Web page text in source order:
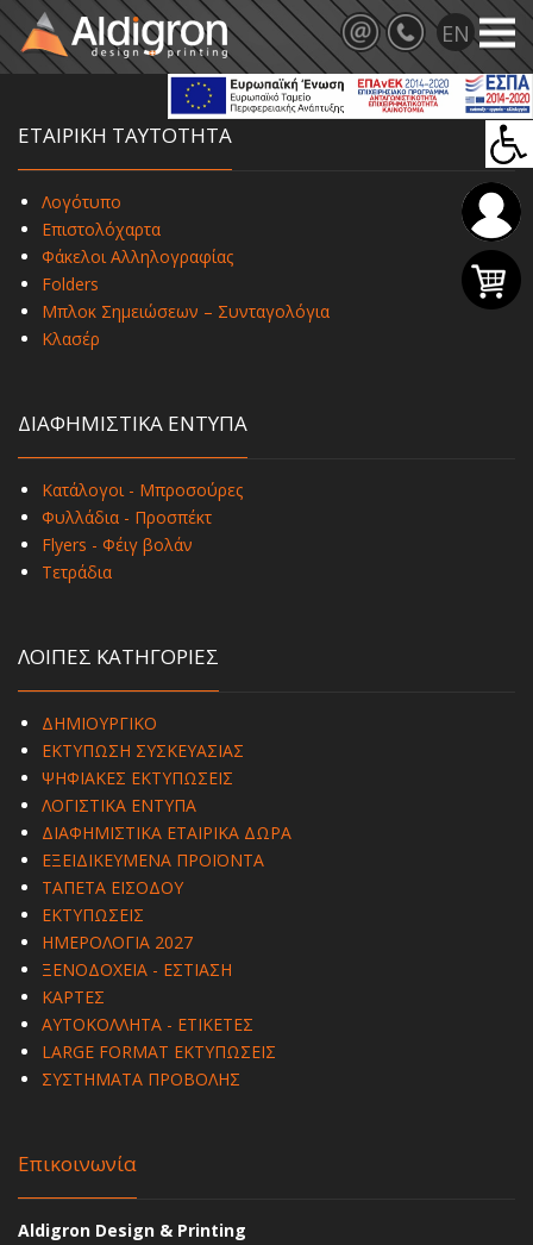
ΕΤΑΙΡΙΚΗ ΤΑΥΤΟΤΗΤΑ
Λογότυπο
Επιστολόχαρτα
Φάκελοι Αλληλογραφίας
Folders
Μπλοκ Σημειώσεων – Συνταγολόγια
Κλασέρ
ΔΙΑΦΗΜΙΣΤΙΚΑ ΕΝΤΥΠΑ
Κατάλογοι - Μπροσούρες
Φυλλάδια - Προσπέκτ
Flyers - Φέιγ βολάν
Τετράδια
ΛΟΙΠΕΣ ΚΑΤΗΓΟΡΙΕΣ
ΔΗΜΙΟΥΡΓΙΚΟ
ΕΚΤΥΠΩΣΗ ΣΥΣΚΕΥΑΣΙΑΣ
ΨΗΦΙΑΚΕΣ ΕΚΤΥΠΩΣΕΙΣ
ΛΟΓΙΣΤΙΚΑ ΕΝΤΥΠΑ
ΔΙΑΦΗΜΙΣΤΙΚΑ ΕΤΑΙΡΙΚΑ ΔΩΡΑ
ΕΞΕΙΔΙΚΕΥΜΕΝΑ ΠΡΟΪΟΝΤΑ
ΤΑΠΕΤΑ ΕΙΣΟΔΟΥ
ΕΚΤΥΠΩΣΕΙΣ
ΗΜΕΡΟΛΟΓΙΑ 2027
ΞΕΝΟΔΟΧΕΙΑ - ΕΣΤΙΑΣΗ
ΚΑΡΤΕΣ
ΑΥΤΟΚΟΛΛΗΤΑ - ΕΤΙΚΕΤΕΣ
LARGE FORMAT ΕΚΤΥΠΩΣΕΙΣ
ΣΥΣΤΗΜΑΤΑ ΠΡΟΒΟΛΗΣ
Επικοινωνία
Aldigron Design & Printing